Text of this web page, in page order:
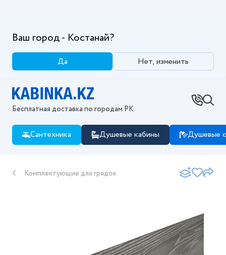
Ваш город - Костанай?
Да Нет, изменить
Бесплатная доставка по городам РК
Сантехника Душевые кабины Душевые
Комплектующие для грядок